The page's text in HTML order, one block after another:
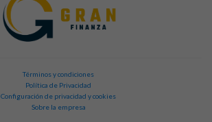
Términos y condiciones
Política de Privacidad
Configuración de privacidad y cookies
Sobre la empresa